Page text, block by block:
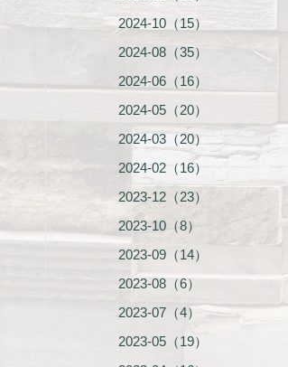
2024-10（15）
2024-08（35）
2024-06（16）
2024-05（20）
2024-03（20）
2024-02（16）
2023-12（23）
2023-10（8）
2023-09（14）
2023-08（6）
2023-07（4）
2023-05（19）